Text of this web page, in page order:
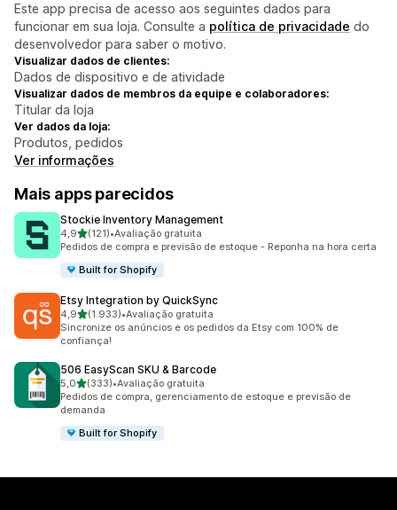
Este app precisa de acesso aos seguintes dados para
funcionar em sua loja. Consulte a política de privacidade do
desenvolvedor para saber o motivo.
Visualizar dados de clientes:
Dados de dispositivo e de atividade
Visualizar dados de membros da equipe e colaboradores:
Titular da loja
Ver dados da loja:
Produtos, pedidos
Ver informações
Mais apps parecidos
Stockie Inventory Management
4,9de 5 estrelas
(121)
121 avaliações ao todo
•Avaliação gratuita
Pedidos de compra e previsão de estoque - Reponha na hora certa
Built for Shopify
Etsy Integration by QuickSync
4,9de 5 estrelas
(1.933)
1933 avaliações ao todo
•Avaliação gratuita
Sincronize os anúncios e os pedidos da Etsy com 100% de
confiança!
506 EasyScan SKU & Barcode
5,0de 5 estrelas
(333)
333 avaliações ao todo
•Avaliação gratuita
Pedidos de compra, gerenciamento de estoque e previsão de
demanda
Built for Shopify